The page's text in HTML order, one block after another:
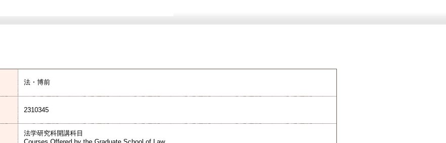
法・博前
2310345
法学研究科開講科目